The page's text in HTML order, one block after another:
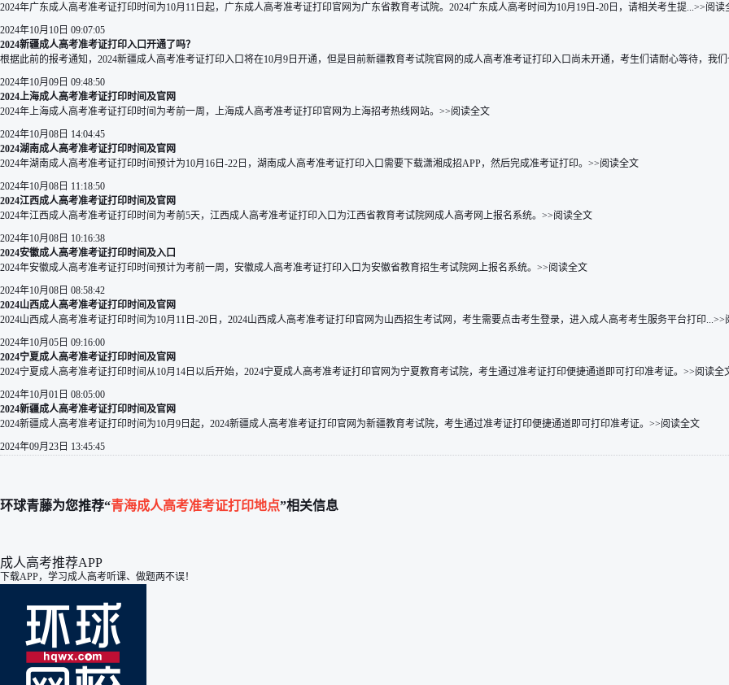
2024年广东成人高考准考证打印时间为10月11日起，广东成人高考准考证打印官网为广东省教育考试院。2024广东成人高考时间为10月19日-20日，请相关考生提...>>阅读
2024年10月10日 09:07:05
2024新疆成人高考准考证打印入口开通了吗？
根据此前的报考通知，2024新疆成人高考准考证打印入口将在10月9日开通，但是目前新疆教育考试院官网的成人高考准考证打印入口尚未开通，考生们请耐心等待，我
2024年10月09日 09:48:50
2024上海成人高考准考证打印时间及官网
2024年上海成人高考准考证打印时间为考前一周，上海成人高考准考证打印官网为上海招考热线网站。>>阅读全文
2024年10月08日 14:04:45
2024湖南成人高考准考证打印时间及官网
2024年湖南成人高考准考证打印时间预计为10月16日-22日，湖南成人高考准考证打印入口需要下载潇湘成招APP，然后完成准考证打印。>>阅读全文
2024年10月08日 11:18:50
2024江西成人高考准考证打印时间及官网
2024年江西成人高考准考证打印时间为考前5天，江西成人高考准考证打印入口为江西省教育考试院网成人高考网上报名系统。>>阅读全文
2024年10月08日 10:16:38
2024安徽成人高考准考证打印时间及入口
2024年安徽成人高考准考证打印时间预计为考前一周，安徽成人高考准考证打印入口为安徽省教育招生考试院网上报名系统。>>阅读全文
2024年10月08日 08:58:42
2024山西成人高考准考证打印时间及官网
2024山西成人高考准考证打印时间为10月11日-20日，2024山西成人高考准考证打印官网为山西招生考试网，考生需要点击考生登录，进入成人高考考生服务平台打印...>>
2024年10月05日 09:16:00
2024宁夏成人高考准考证打印时间及官网
2024宁夏成人高考准考证打印时间从10月14日以后开始，2024宁夏成人高考准考证打印官网为宁夏教育考试院，考生通过准考证打印便捷通道即可打印准考证。>>阅读全
2024年10月01日 08:05:00
2024新疆成人高考准考证打印时间及官网
2024新疆成人高考准考证打印时间为10月9日起，2024新疆成人高考准考证打印官网为新疆教育考试院，考生通过准考证打印便捷通道即可打印准考证。>>阅读全文
2024年09月23日 13:45:45
环球青藤为您推荐“青海成人高考准考证打印地点”相关信息
成人高考推荐APP
下载APP，学习成人高考听课、做题两不误！